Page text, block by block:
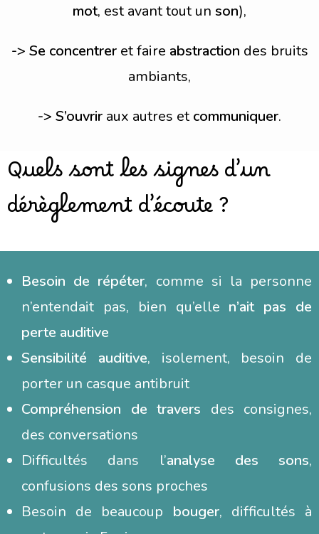
mot, est avant tout un son),
-> Se concentrer et faire abstraction des bruits
ambiants,
-> S’ouvrir aux autres etcommuniquer.
Quels sont les signes d’un
dérèglement d’écoute ?
Besoin de répéter, comme si la personne
n’entendait pas, bien qu’elle n’ait pas de
perte auditive
Sensibilité auditive, isolement, besoin de
porter un casque antibruit
Compréhension de travers des consignes,
des conversations
Difficultés dans l’analyse des sons,
confusions des sons proches
Besoin de beaucoup bouger, difficultés à